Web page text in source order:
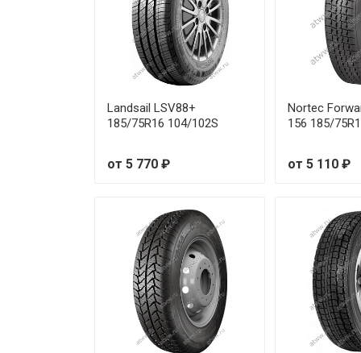
Landsail LSV88+
185/75R16 104/102S
от 5 770 ₽
Nortec
156 185/
от 5 110 ₽